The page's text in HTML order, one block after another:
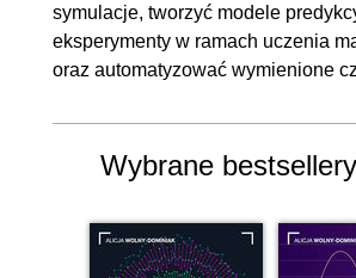
symulacje, tworzyć modele
eksperymenty w ramach uczenia
oraz automatyzować wymienione
Wybrane bestsellery